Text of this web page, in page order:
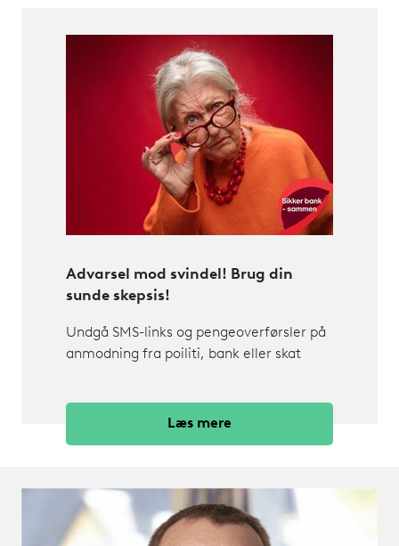
Advarsel mod svindel! Brug din
sunde skepsis!
Undgå SMS-links og pengeoverførsler på
anmodning fra poiliti, bank eller skat
Læs mere